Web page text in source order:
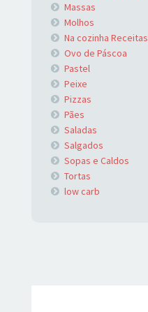
Massas
Molhos
Na cozinha Receitas
Ovo de Páscoa
Pastel
Peixe
Pizzas
Pães
Saladas
Salgados
Sopas e Caldos
Tortas
low carb